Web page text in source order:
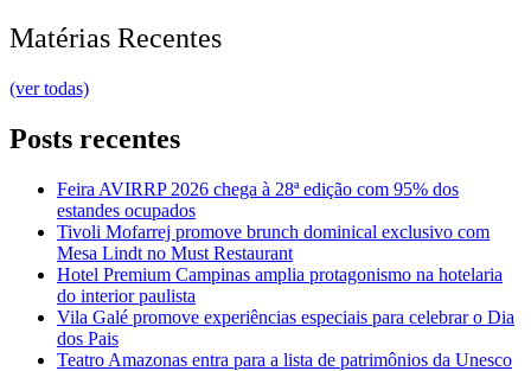
Matérias Recentes
(ver todas)
Posts recentes
Feira AVIRRP 2026 chega à 28ª edição com 95% dos
estandes ocupados
Tivoli Mofarrej promove brunch dominical exclusivo com
Mesa Lindt no Must Restaurant
Hotel Premium Campinas amplia protagonismo na hotelaria
do interior paulista
Vila Galé promove experiências especiais para celebrar o Dia
dos Pais
Teatro Amazonas entra para a lista de patrimônios da Unesco